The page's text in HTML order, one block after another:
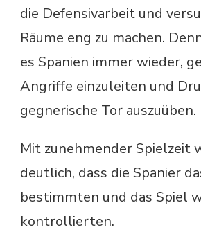
die Defensivarbeit und
Räume eng zu machen.
es Spanien immer wieder,
Angriffe einzuleiten und
gegnerische Tor auszuüben.
Mit zunehmender Spielzeit
deutlich, dass die Spanier
bestimmten und das Spiel
kontrollierten.